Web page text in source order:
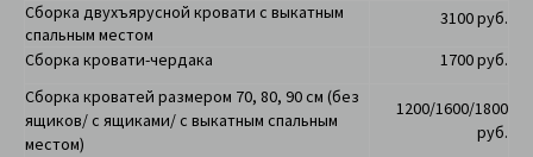
Сборка двухъярусной кровати с выкатным
спальным местом
3100 руб.
Сборка кровати-чердака
1700 руб.
Сборка кроватей размером 70, 80, 90 см (без
ящиков/ с ящиками/ с выкатным спальным
местом)
1200/1600/1800
руб.